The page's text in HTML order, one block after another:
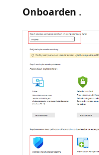
Onboarden .